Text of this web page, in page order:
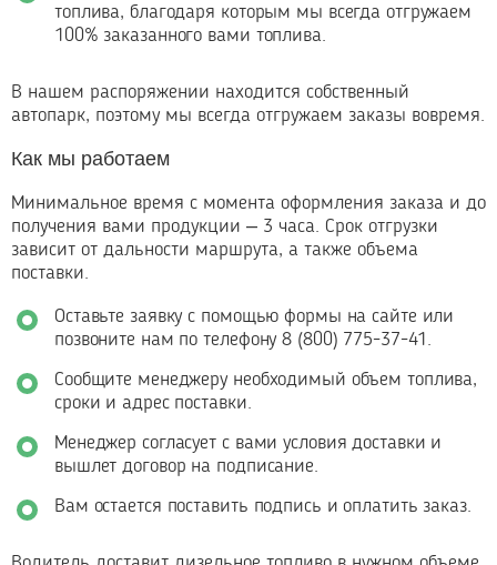
топлива, благодаря которым мы всегда отгружаем
100% заказанного вами топлива.
В нашем распоряжении находится собственный
автопарк, поэтому мы всегда отгружаем заказы вовремя.
Как мы работаем
Минимальное время с момента оформления заказа и до
получения вами продукции – 3 часа. Срок отгрузки
зависит от дальности маршрута, а также объема
поставки.
Оставьте заявку с помощью формы на сайте или
позвоните нам по телефону 8 (800) 775-37-41.
Сообщите менеджеру необходимый объем топлива,
сроки и адрес поставки.
Менеджер согласует с вами условия доставки и
вышлет договор на подписание.
Вам остается поставить подпись и оплатить заказ.